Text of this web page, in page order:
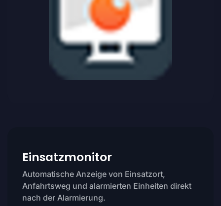
Einsatzmonitor
Automatische Anzeige von Einsatzort,
Anfahrtsweg und alarmierten Einheiten direkt
nach der Alarmierung.